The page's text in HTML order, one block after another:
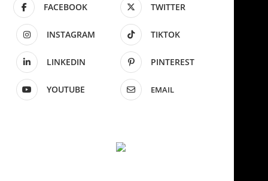
FACEBOOK TWITTER
INSTAGRAM TIKTOK
LINKEDIN PINTEREST
YOUTUBE EMAIL